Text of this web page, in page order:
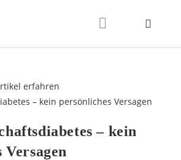
– kein
Versagen